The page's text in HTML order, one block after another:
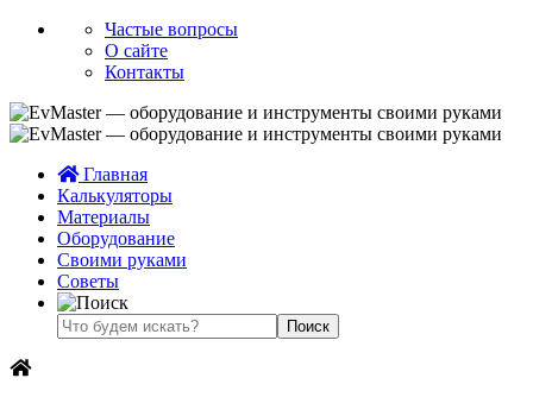
Частые вопросы
О сайте
Контакты
Главная
Калькуляторы
Материалы
Оборудование
Своими руками
Советы